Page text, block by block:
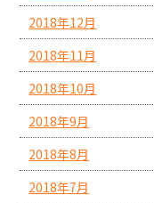
2018年12月
2018年11月
2018年10月
2018年9月
2018年8月
2018年7月